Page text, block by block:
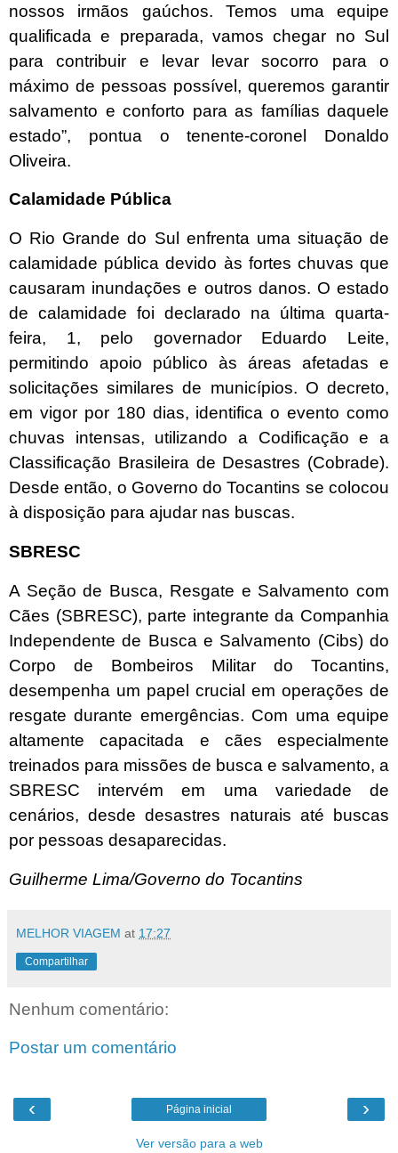
nossos irmãos gaúchos. Temos uma equipe
qualificada e preparada, vamos chegar no Sul
para contribuir e levar levar socorro para o
máximo de pessoas possível, queremos garantir
salvamento e conforto para as famílias daquele
estado”, pontua o tenente-coronel Donaldo
Oliveira.
Calamidade Pública
O Rio Grande do Sul enfrenta uma situação de
calamidade pública devido às fortes chuvas que
causaram inundações e outros danos. O estado
de calamidade foi declarado na última quarta-
feira, 1, pelo governador Eduardo Leite,
permitindo apoio público às áreas afetadas e
solicitações similares de municípios. O decreto,
em vigor por 180 dias, identifica o evento como
chuvas intensas, utilizando a Codificação e a
Classificação Brasileira de Desastres (Cobrade).
Desde então, o Governo do Tocantins se colocou
à disposição para ajudar nas buscas.
SBRESC
A Seção de Busca, Resgate e Salvamento com
Cães (SBRESC), parte integrante da Companhia
Independente de Busca e Salvamento (Cibs) do
Corpo de Bombeiros Militar do Tocantins,
desempenha um papel crucial em operações de
resgate durante emergências. Com uma equipe
altamente capacitada e cães especialmente
treinados para missões de busca e salvamento, a
SBRESC intervém em uma variedade de
cenários, desde desastres naturais até buscas
por pessoas desaparecidas.
Guilherme Lima/Governo do Tocantins
MELHOR VIAGEM at 17:27
Compartilhar
Nenhum comentário:
Postar um comentário
‹ ›
Página inicial
Ver versão para a web